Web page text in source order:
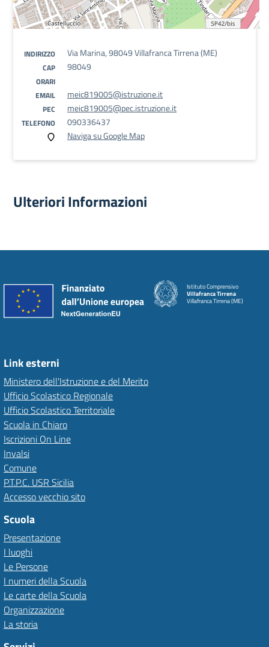
INDIRIZZO Via Marina, 98049 Villafranca Tirrena (ME)
CAP 98049
ORARI
EMAIL
meic819005@istruzione.it
PEC meic819005@pec.istruzione.it
TELEFONO
090336437
Naviga su Google Map
Ulteriori Informazioni
Istituto Comprensivo
Villafranca Tirrena
Villafranca Tirrena (ME)
Link esterni
Ministero dell'Istruzione e del Merito
Ufficio Scolastico Regionale
Ufficio Scolastico Territoriale
Scuola in Chiaro
Iscrizioni On Line
Invalsi
Comune
P.T.P.C. USR Sicilia
Accesso vecchio sito
Scuola
Presentazione
I luoghi
Le Persone
I numeri della Scuola
Le carte della Scuola
Organizzazione
La storia